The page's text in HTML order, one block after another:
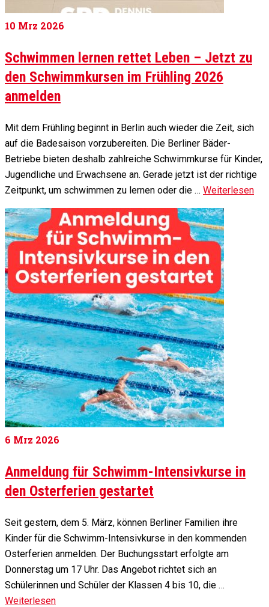
10 Mrz 2026
Schwimmen lernen rettet Leben – Jetzt zu
den Schwimmkursen im Frühling 2026
anmelden
Mit dem Frühling beginnt in Berlin auch wieder die Zeit, sich
auf die Badesaison vorzubereiten. Die Berliner Bäder-
Betriebe bieten deshalb zahlreiche Schwimmkurse für Kinder,
Jugendliche und Erwachsene an. Gerade jetzt ist der richtige
Zeitpunkt, um schwimmen zu lernen oder die … Weiterlesen
6 Mrz 2026
Anmeldung für Schwimm-Intensivkurse in
den Osterferien gestartet
Seit gestern, dem 5. März, können Berliner Familien ihre
Kinder für die Schwimm-Intensivkurse in den kommenden
Osterferien anmelden. Der Buchungsstart erfolgte am
Donnerstag um 17 Uhr. Das Angebot richtet sich an
Schülerinnen und Schüler der Klassen 4 bis 10, die …
Weiterlesen